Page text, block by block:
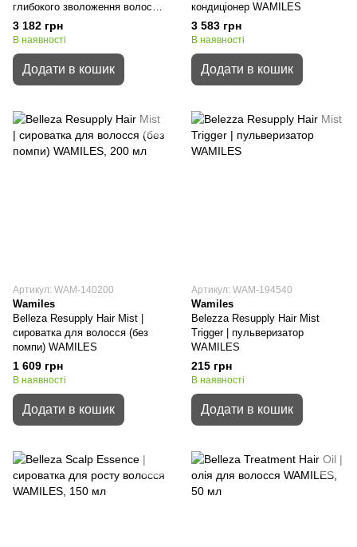
глибокого зволоження волосся
WAMILES
3 182 грн
В наявності
Додати в кошик
кондиціонер WAMILES
3 583 грн
В наявності
Додати в кошик
Артикул: WAM-140200
Wamiles
Belleza Resupply Hair Mist |
сироватка для волосся (без
помпи) WAMILES
1 609 грн
В наявності
Додати в кошик
Артикул: WAM-194540
Wamiles
Belezza Resupply Hair Mist
Trigger | пульверизатор
WAMILES
215 грн
В наявності
Додати в кошик